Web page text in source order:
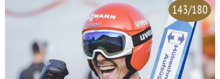
143/180